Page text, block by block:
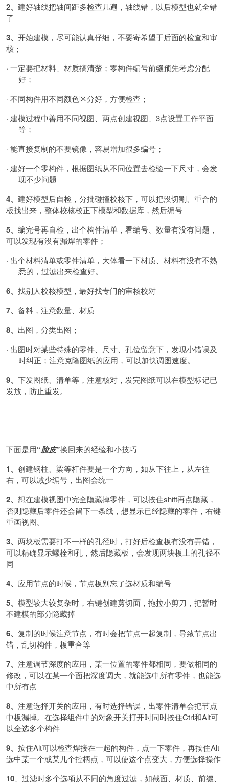
2、 建好轴线把轴间距多检查几遍，轴线错，以后模型也就全错
了
3、 开始建模，尽可能认真仔细，不要寄希望于后面的检查和审
核；
· 一定要把材料、材质搞清楚；零构件编号前缀预先考虑分配
好；
· 不同构件用不同颜色区分好，方便检查；
· 建模过程中善用不同视图、两点创建视图、 3点设置工作平面
等；
· 能直接复制的不要镜像，容易增加很多编号；
· 建好一个零构件，根据图纸从不同位置去检验一下尺寸，会发
现不少问题
4、 建好模型后自检，分批碰撞校核下，可以把没切割、重合的
板找出来，整体校核校正下模型和数据库，然后编号
5、 编完号再自检，出个构件清单，看编号、数量有没有问题，
可以发现有没有漏焊的零件；
· 出个材料清单或零件清单，大体看一下材质、材料有没有不熟
悉的，过滤出来检查好。
6、 找别人校核模型，最好找专门的审核校对
7、 备料，注意数量、材质
8、 出图，分类出图；
· 出图时对某些特殊的零件、尺寸、孔位留意下，发现小错误及
时纠正；注意克隆图纸的应用，可以加快调图速度。
9、 下发图纸、清单等，注意核对，发完图纸可以在模型标记已
发放，防止重发。
下面是用“脸皮”换回来的经验和小技巧
1、 创建钢柱、梁等杆件要是一个方向，如从下往上，从左往
右，可以减少编号，出图会统一
2、 想在建模视图中完全隐藏掉零件，可以按住shift再点隐藏，
否则隐藏后零件还会留下一条线，想显示已经隐藏的零件，右键
重画视图。
3、 两块板需要打不一样的孔径时，打好后检查板有没有弄错，
可以精确显示螺栓和孔，然后隐藏板，会发现两块板上的孔径不
同
4、 应用节点的时候，节点板别忘了选材质和编号
5、 模型较大较复杂时，右键创建剪切面，拖拉小剪刀，把暂时
不建模的部分隐藏掉
6、 复制的时候注意节点，有时会把节点一起复制，导致节点出
错，乱切构件，板重合等
7、 注意调节深度的应用，某一位置的零件都相同，要做相同的
修改，可以在某一个面把深度调大，就能选中所有零件，也能选
中所有点
8、 注意选择开关的应用，有时选择错误，出零件清单会把节点
中板漏掉。在选择组件中的对象开关打开时同时按住Ctrl和Alt可
以全选多个构件
9、 按住Alt可以检查焊接在一起的构件，点一下零件，再按住Alt
选中某一个或某几个控柄点，可以使这个点变大，方便选择操作
10 、过滤时多个选项从不同的角度过滤，如截面、材质、前缀、